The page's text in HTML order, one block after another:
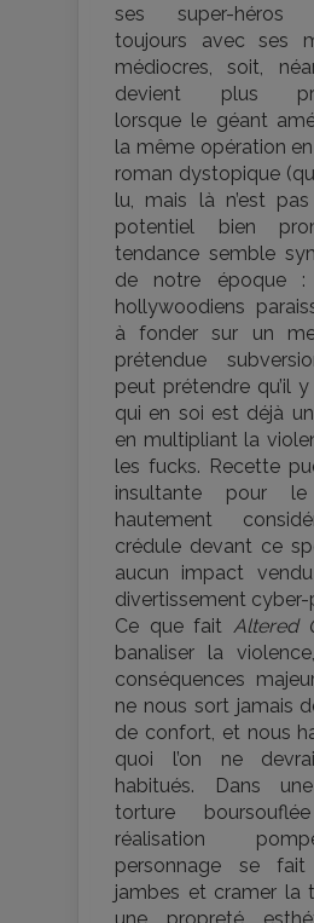
ses super-héros
toujours avec ses
médiocres, soit,
devient plus
lorsque le géant
la même opération
roman dystopique
lu, mais là n’est
potentiel bien
tendance semble
de notre époque :
hollywoodiens
à fonder sur un
prétendue
peut prétendre qu’il
qui en soi est déjà
en multipliant la
les fucks. Recette
insultante pour le
hautement
crédule devant ce
aucun impact
divertissement
Ce que fait Altered
banaliser la
conséquences
ne nous sort jamais
de confort, et nous
quoi l’on ne
habitués. Dans
torture
réalisation
personnage se
jambes et cramer la
une propreté